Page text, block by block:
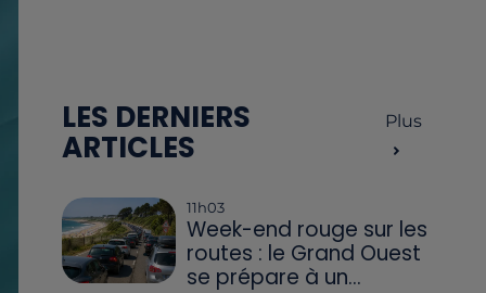
LES DERNIERS
ARTICLES
Plus
11h03
Week-end rouge sur les
routes : le Grand Ouest
se prépare à un...